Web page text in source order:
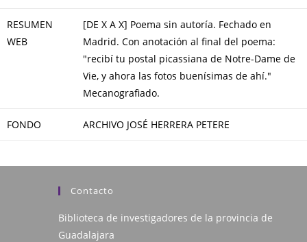
RESUMEN
WEB
[DE X A X] Poema sin autoría. Fechado en
Madrid. Con anotación al final del poema:
"recibí tu postal picassiana de Notre-Dame de
Vie, y ahora las fotos buenísimas de ahí."
Mecanografiado.
FONDO ARCHIVO JOSÉ HERRERA PETERE
Contacto
Biblioteca de investigadores de la provincia de
Guadalajara